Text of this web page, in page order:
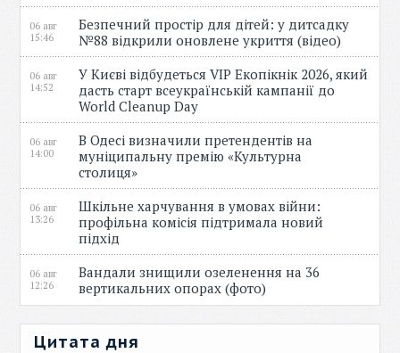
06 авг
15:46
Безпечний простір для дітей: у дитсадку
№88 відкрили оновлене укриття (відео)
06 авг
14:52
У Києві відбудеться VIP Екопікнік 2026, який
дасть старт всеукраїнській кампанії до
World Cleanup Day
06 авг
14:00
В Одесі визначили претендентів на
муніципальну премію «Культурна
столиця»
06 авг
13:26
Шкільне харчування в умовах війни:
профільна комісія підтримала новий
підхід
06 авг
12:26
Вандали знищили озеленення на 36
вертикальних опорах (фото)
Цитата дня